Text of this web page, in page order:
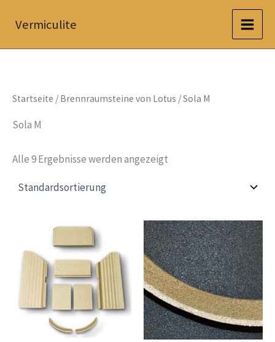
InhaltVermiculite
Startseite / Brennraumsteine von Lotus / Sola M
Sola M
Alle 9 Ergebnisse werden angezeigt